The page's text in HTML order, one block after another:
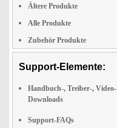
Ältere Produkte
Alle Produkte
Zubehör Produkte
Support-Elemente:
Handbuch-, Treiber-, Video-
Downloads
Support-FAQs